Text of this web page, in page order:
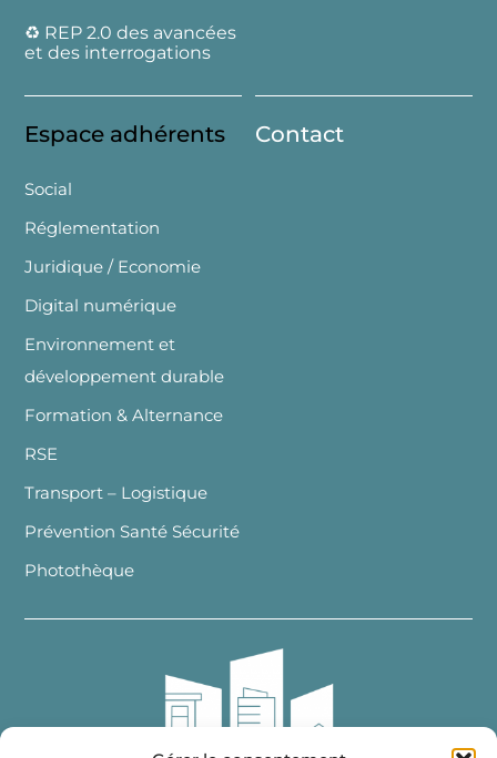
♻️ REP 2.0 des avancées
et des interrogations
Espace adhérents
Social
Réglementation
Juridique / Economie
Digital numérique
Environnement et
développement durable
Formation & Alternance
RSE
Transport – Logistique
Prévention Santé Sécurité
Photothèque
Contact